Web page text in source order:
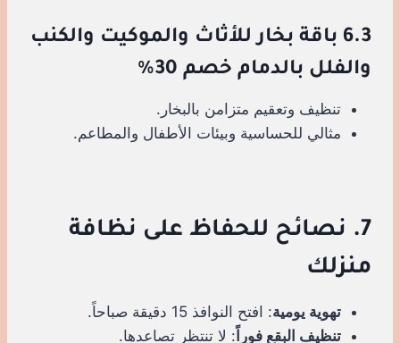
6.3 باقة بخار للأثاث والموكيت والكنب
والفلل بالدمام خصم 30%
تنظيف وتعقيم متزامن بالبخار.
مثالي للحساسية وبيئات الأطفال والمطاعم.
7. نصائح للحفاظ على نظافة
منزلك
تهوية يومية: افتح النوافذ 15 دقيقة صباحاً.
تنظيف البقع فوراً: لا تنتظر تصاعدها.